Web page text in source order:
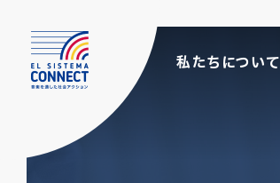
私たちについて